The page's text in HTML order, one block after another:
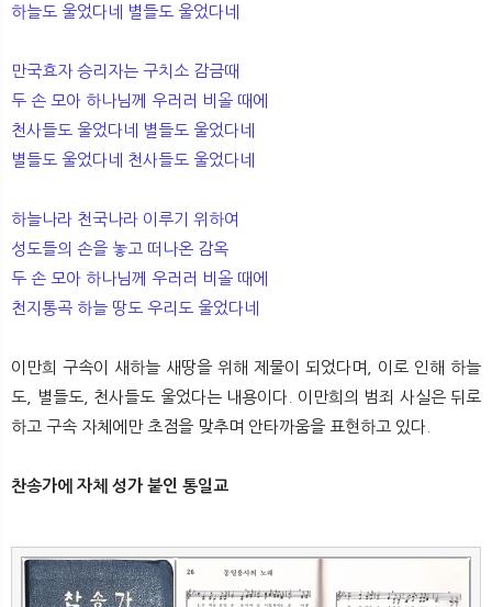
하늘도 울었다네 별들도 울었다네
만국효자 승리자는 구치소 감금때
두 손 모아 하나님께 우러러 비올 때에
천사들도 울었다네 별들도 울었다네
별들도 울었다네 천사들도 울었다네
하늘나라 천국나라 이루기 위하여
성도들의 손을 놓고 떠나온 감옥
두 손 모아 하나님께 우러러 비올 때에
천지통곡 하늘 땅도 우리도 울었다네
이만희 구속이 새하늘 새땅을 위해 제물이 되었다며, 이로 인해 하늘
도, 별들도, 천사들도 울었다는 내용이다. 이만희의 범죄 사실은 뒤로
하고 구속 자체에만 초점을 맞추며 안타까움을 표현하고 있다.
찬송가에 자체 성가 붙인 통일교